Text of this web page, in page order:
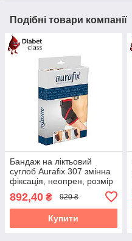
Подібні товари компанії
Бандаж на ліктьовий
суглоб Aurafix 307 змінна
фіксація, неопрен, розмір
892,40 ₴ 920 ₴
Купити